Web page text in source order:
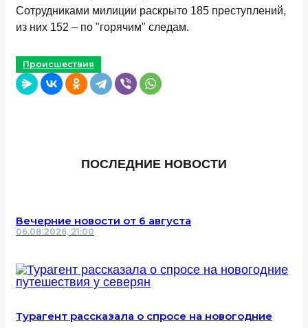
Сотрудниками милиции раскрыто 185 преступлений,
из них 152 – по "горячим" следам.
Происшествия
ПОСЛЕДНИЕ НОВОСТИ
Вечерние новости от 6 августа
06.08.2026, 21:00
Турагент рассказала о спросе на новогодние